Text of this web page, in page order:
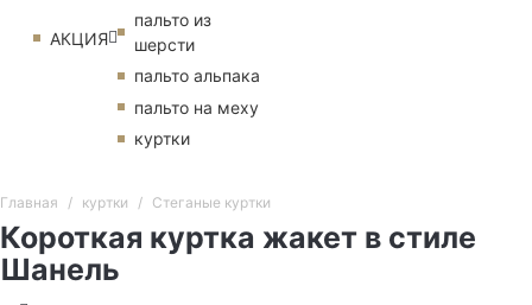
АКЦИЯ
пальто из
шерсти
пальто альпака
пальто на меху
куртки
Главная куртки Стеганые куртки
Короткая куртка жакет в стиле
Шанель